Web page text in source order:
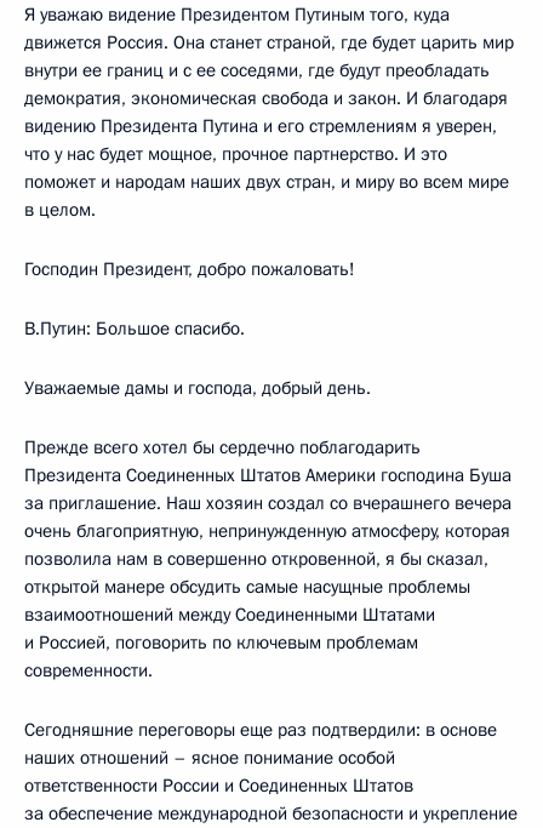
Я уважаю видение Президентом Путиным того, куда
движется Россия. Она станет страной, где будет царить мир
внутри ее границ и с ее соседями, где будут преобладать
демократия, экономическая свобода и закон. И благодаря
видению Президента Путина и его стремлениям я уверен,
что у нас будет мощное, прочное партнерство. И это
поможет и народам наших двух стран, и миру во всем мире
в целом.
Господин Президент, добро пожаловать!
В.Путин: Большое спасибо.
Уважаемые дамы и господа, добрый день.
Прежде всего хотел бы сердечно поблагодарить
Президента Соединенных Штатов Америки господина Буша
за приглашение. Наш хозяин создал со вчерашнего вечера
очень благоприятную, непринужденную атмосферу, которая
позволила нам в совершенно откровенной, я бы сказал,
открытой манере обсудить самые насущные проблемы
взаимоотношений между Соединенными Штатами
и Россией, поговорить по ключевым проблемам
современности.
Сегодняшние переговоры еще раз подтвердили: в основе
наших отношений – ясное понимание особой
ответственности России и Соединенных Штатов
за обеспечение международной безопасности и укрепление